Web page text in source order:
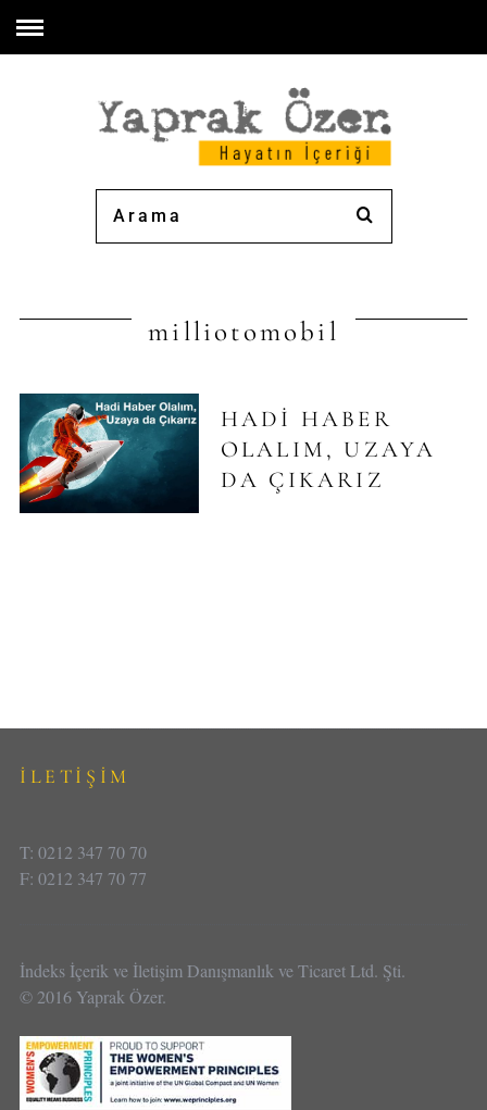
milliotomobil
HADI HABER
OLALIM, UZAYA
DA ÇIKARIZ
İLETİŞİM
T: 0212 347 70 70
F: 0212 347 70 77
İndeks İçerik ve İletişim Danışmanlık ve Ticaret Ltd. Şti.
© 2016 Yaprak Özer.